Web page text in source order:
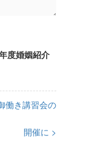
度婚姻紹介
働き講習会の
開催に >